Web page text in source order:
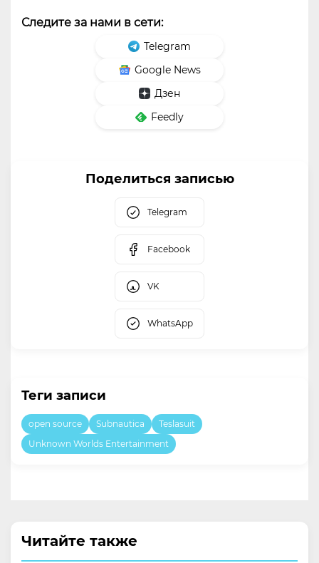
Следите за нами в сети:
Telegram
Google News
Дзен
Feedly
Поделиться записью
Telegram
Facebook
VK
WhatsApp
Теги записи
open source Subnautica
Teslasuit
Unknown Worlds Entertainment
Читайте также